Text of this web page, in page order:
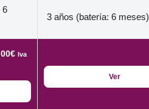
6
3 años (batería: 6 meses)
€El
actual
Iva
Ver